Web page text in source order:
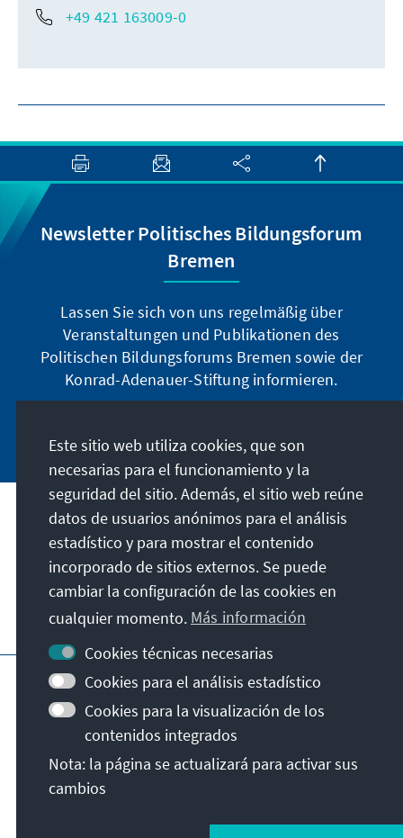
+49 421 163009-0
Newsletter Politisches Bildungsforum
Bremen
Lassen Sie sich von uns regelmäßig über
Veranstaltungen und Publikationen des
Politischen Bildungsforums Bremen sowie der
Konrad-Adenauer-Stiftung informieren.
Dirección
Contacto
Visita también
Página principal de la KAS
Pie de imprenta
Protección de datos
Declaración sobre accesibilidad
Notificar barrera
Términos y condiciones generales
© Konrad-Adenauer-Stiftung e.V. 2026
Este sitio web utiliza cookies, que son
necesarias para el funcionamiento y la
seguridad del sitio. Además, el sitio web reúne
datos de usuarios anónimos para el análisis
estadístico y para mostrar el contenido
incorporado de sitios externos. Se puede
cambiar la configuración de las cookies en
cualquier momento. Más información
Cookies técnicas necesarias
Cookies para el análisis estadístico
Cookies para la visualización de los
contenidos integrados
Nota: la página se actualizará para activar sus
cambios